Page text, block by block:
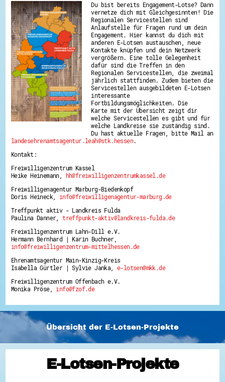
Du bist bereits Engagement-Lotse? Dann
vernetze dich mit Gleichgesinnten! Die
Regionalen Servicestellen sind
Anlaufstelle für Fragen rund um dein
Engagement. Hier kannst du dich mit
anderen E-Lotsen austauschen, neue
Kontakte knüpfen und dein Netzwerk
vergrößern. Eine tolle Gelegenheit
dafür sind die Treffen in den
Regionalen Servicestellen, die zweimal
jährlich stattfinden. Zudem bieten die
Servicestellen ausgebildeten E-Lotsen
interessante
Fortbildungsmöglichkeiten. Die
Karte mit der Übersicht zeigt dir
welche Servicestellen es gibt und für
welche Landkreise sie zuständig sind.
Du hast aktuelle Fragen, bitte Mail an
landesehrenamtsagentur.leah@stk.hessen.
Kontakt:
Freiwilligenzentrum Kassel
Heike Heinemann,
hh@freiwilligenzentrumkassel.de
Freiwilligenagentur Marburg-Biedenkopf
Doris Heineck, info@freiwilligenagentur-marburg.de
Treffpunkt aktiv - Landkreis Fulda
Paulina Danner,treffpunkt-aktiv@landkreis-fulda.de
Freiwilligenzentrum Lahn-Dill e.V.
Hermann Bernhard | Karin Buchner,
info@freiwilligenzentrum-mittelhessen.de
Ehrenamtsagentur Main-Kinzig-Kreis
Isabella Gürtler | Sylvie Janka,e-lotsen@mkk.de
Freiwilligenzentrum Offenbach e.V.
Monika Pröse, info@fzof.de
Übersicht der E-Lotsen-Projekte
E-Lotsen-Projekte